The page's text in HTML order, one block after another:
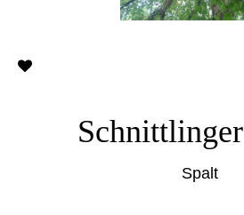
Schnittlinger
Spalt